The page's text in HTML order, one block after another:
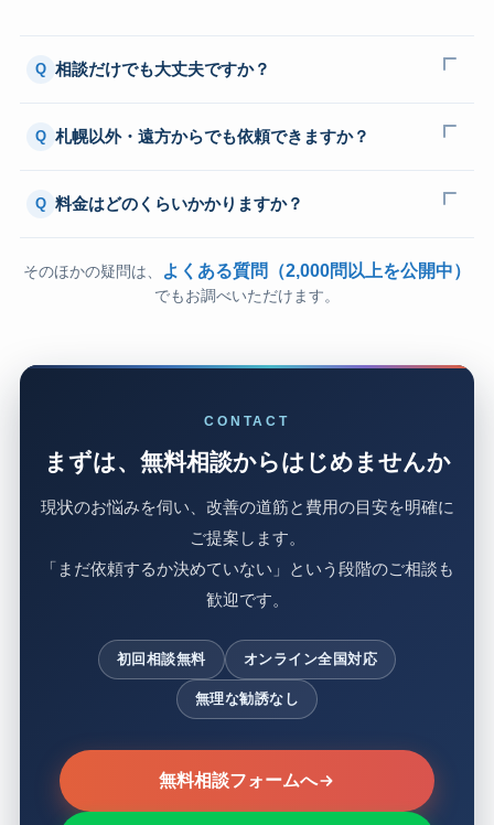
Q 相談だけでも大丈夫ですか？
Q 札幌以外・遠方からでも依頼できますか？
Q 料金はどのくらいかかりますか？
そのほかの疑問は、 よくある質問（2,000問以上を公開中）
でもお調べいただけます。
CONTACT
まずは、無料相談からはじめませんか
現状のお悩みを伺い、改善の道筋と費用の目安を明確に
ご提案します。
「まだ依頼するか決めていない」という段階のご相談も
歓迎です。
初回相談無料 オンライン全国対応
無理な勧誘なし
無料相談フォームへ